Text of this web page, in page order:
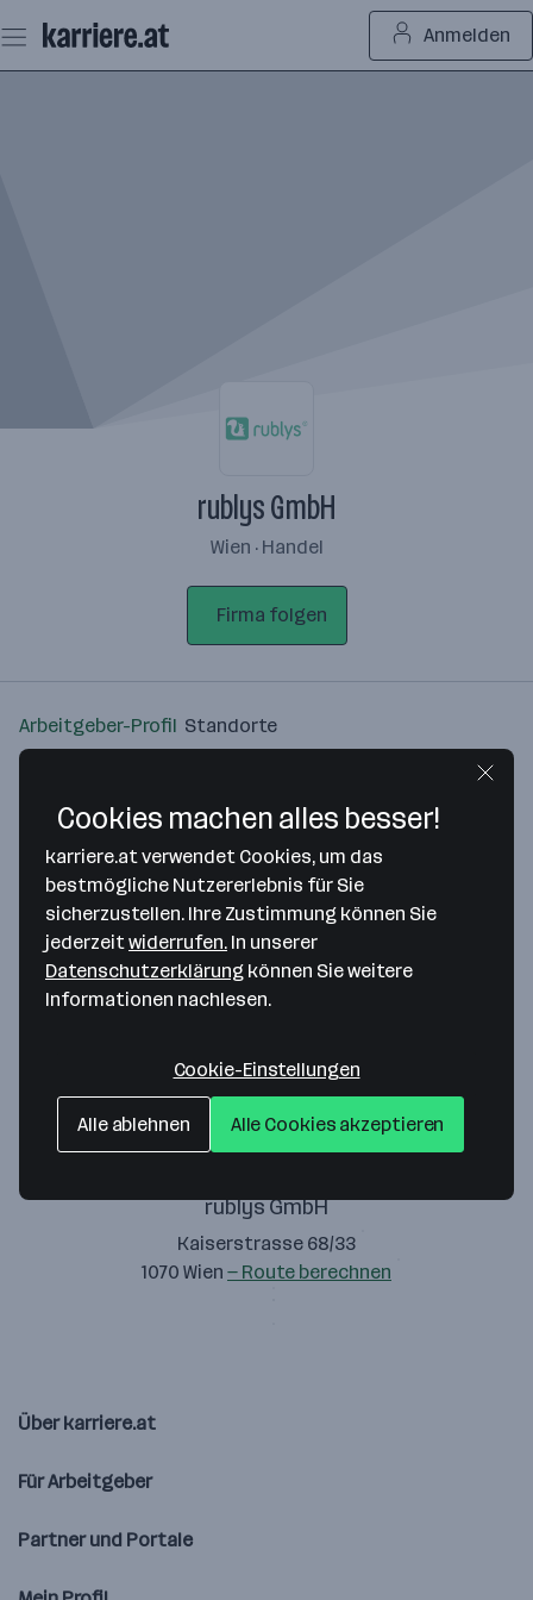
Seiteninhalt
springen
Anmelden
rublys GmbH
Wien · Handel
Firma folgen
Arbeitgeber-Profil Standorte
Bitte stimme unseren Cookie-
Richtlinien zu, um diese Karte
anzuzeigen.
rublys GmbH
Kaiserstrasse 68/33
1070 Wien — Route berechnen
Über karriere.at
Für Arbeitgeber
Partner und Portale
Cookies machen alles besser!
karriere.at verwendet Cookies, um das
bestmögliche Nutzererlebnis für Sie
sicherzustellen. Ihre Zustimmung können Sie
jederzeitwiderrufen. In unserer
Datenschutzerklärung können Sie weitere
Informationen nachlesen.
Cookie-Einstellungen
Alle ablehnen Alle Cookies akzeptieren